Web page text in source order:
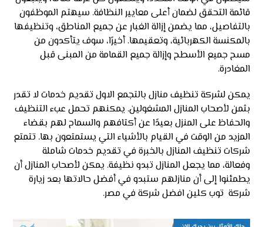
قائمة التحقق لضمان أعلى معايير النظافة. سيهتم الموظفون
بالتفاصيل، مما يضمن إزالة الغبار عن جميع المناطق، وتنظيفها
بالمكنسة الكهربائية، وتعقيمها. أخيرًا، سوف يتأكدون من
مسح جميع الأسطح وإزالة جميع القمامة من المبنى قبل
المغادرة.
يمكن لشركة تنظيف منازل بالتجمع الاول تقديم خدمات لا تقدر
بثمن لأصحاب المنازل المشغولين. يمكنهم تحمل عبء التنظيف
والحفاظ على المنزل بعيدًا عن أكتافهم والسماح لهم بقضاء
المزيد من الوقت في القيام بالأشياء التي يستمتعون بها. تتمتع
شركات تنظيف المنازل بالخبرة في تقديم خدمات شاملة
وفعالة، مما يجعل المنازل تبدو نظيفة. يمكن لأصحاب المنازل أن
يطمئنوا إلى أن منازلهم ستبدو في أفضل حالاتها بعد زيارة
شركة توب كلين افضل شركة في مصر.